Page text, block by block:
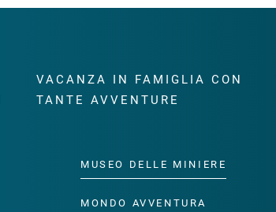
VACANZA IN FAMIGLIA CON
TANTE AVVENTURE
MUSEO DELLE MINIERE
MONDO AVVENTURA